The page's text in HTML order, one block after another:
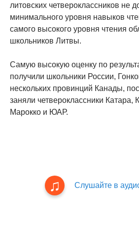
литовских четвероклассников не
минимального уровня навыков
самого высокого уровня чтения
школьников Литвы.
Самую высокую оценку по
получили школьники России,
нескольких провинций Канады,
заняли четвероклассники Катара,
Марокко и ЮАР.
Слушайте в